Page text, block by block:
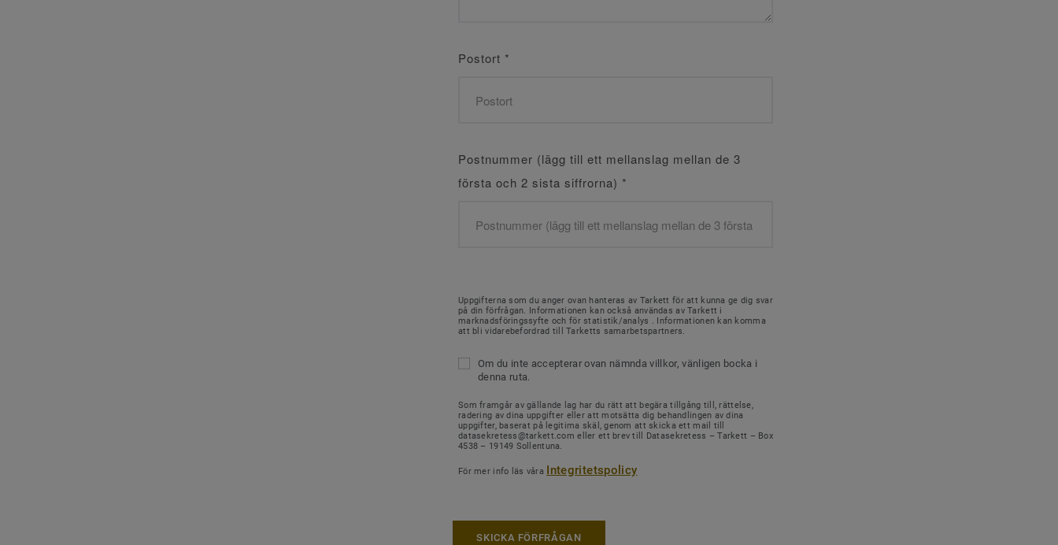
Postort *
Postnummer (lägg till ett mellanslag mellan de 3
första och 2 sista siffrorna) *
Uppgifterna som du anger ovan hanteras av Tarkett för att kunna ge dig svar
på din förfrågan. Informationen kan också användas av Tarkett i
marknadsföringssyfte och för statistik/analys . Informationen kan komma
att bli vidarebefordrad till Tarketts samarbetspartners.
Om du inte accepterar ovan nämnda villkor, vänligen bocka i
denna ruta.
Som framgår av gällande lag har du rätt att begära tillgång till, rättelse,
radering av dina uppgifter eller att motsätta dig behandlingen av dina
uppgifter, baserat på legitima skäl, genom att skicka ett mail till
datasekretess@tarkett.com eller ett brev till Datasekretess – Tarkett – Box
4538 – 19149 Sollentuna.
För mer info läs våra Integritetspolicy
SKICKA FÖRFRÅGAN